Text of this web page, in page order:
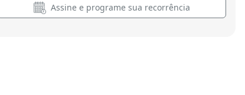
Assine e programe sua recorrência